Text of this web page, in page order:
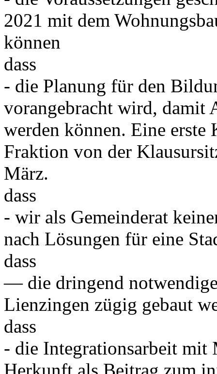
2021 mit dem
können
dass
- die Planung für den
vorangebracht wird, damit
werden können. Eine
Fraktion von der
März.
dass
- wir als Gemeinderat
nach Lösungen für eine
dass
— die dringend
Lienzingen zügig gebaut
dass
- die Integrationsarbeit mit
Herkunft als Beitrag zum